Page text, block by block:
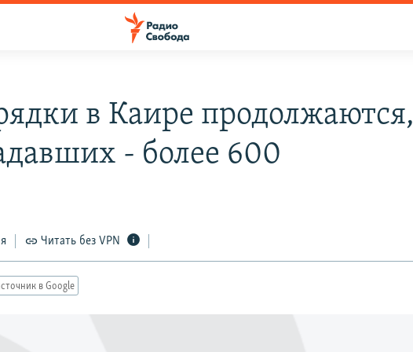
в Каире продолжаются,
- более 600
Читать без VPN
в Google